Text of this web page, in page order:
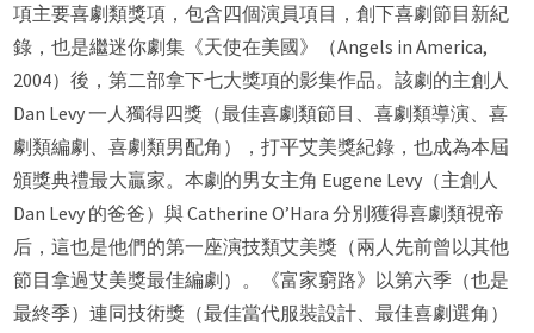
項主要喜劇類獎項，包含四個演員項目，創下喜劇節目新紀
錄，也是繼迷你劇集《天使在美國》（Angels in America,
2004）後，第二部拿下七大獎項的影集作品。該劇的主創人
Dan Levy 一人獨得四獎（最佳喜劇類節目、喜劇類導演、喜
劇類編劇、喜劇類男配角），打平艾美獎紀錄，也成為本屆
頒獎典禮最大贏家。本劇的男女主角 Eugene Levy（主創人
Dan Levy 的爸爸）與 Catherine O’Hara 分別獲得喜劇類視帝
后，這也是他們的第一座演技類艾美獎（兩人先前曾以其他
節目拿過艾美獎最佳編劇）。《富家窮路》以第六季（也是
最終季）連同技術獎（最佳當代服裝設計、最佳喜劇選角）